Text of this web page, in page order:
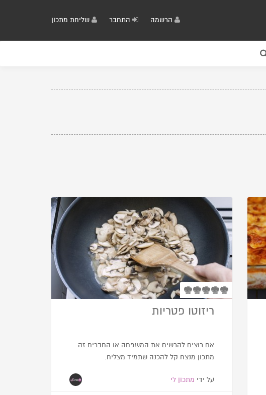
הרשמה התחבר שליחת מתכון
ריזוטו פטריות
אם רוצים להרשים את המשפחה או החברים זה
מתכון מנצח קל להכנה שתמיד מצליח.
על ידי מתכון לי